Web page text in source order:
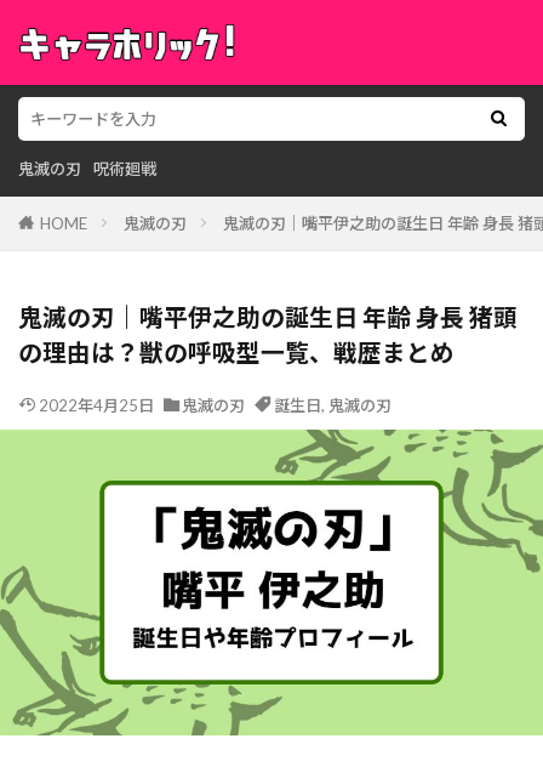
鬼滅の刃 呪術廻戦
HOME 鬼滅の刃 鬼滅の刃｜嘴平伊之助の誕生日 年齢 身長
鬼滅の刃｜嘴平伊之助の誕生日 年齢 身長 猪頭
の理由は？獣の呼吸型一覧、戦歴まとめ
2022年4月25日 鬼滅の刃 誕生日, 鬼滅の刃